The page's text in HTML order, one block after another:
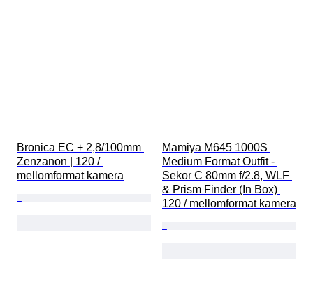
Bronica EC + 2,8/100mm
Zenzanon | 120 /
mellomformat kamera
Mamiya M645 1000S
Medium Format Outfit -
Sekor C 80mm f/2.8, WLF
& Prism Finder (In Box)
120 / mellomformat kamera